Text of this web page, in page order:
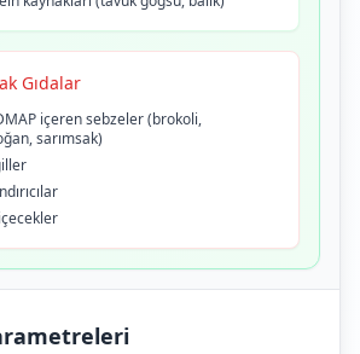
Gıdalar
içeren sebzeler (brokoli,
sarımsak)